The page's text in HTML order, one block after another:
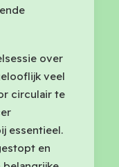
over
veel
circulair te
essentieel.
en